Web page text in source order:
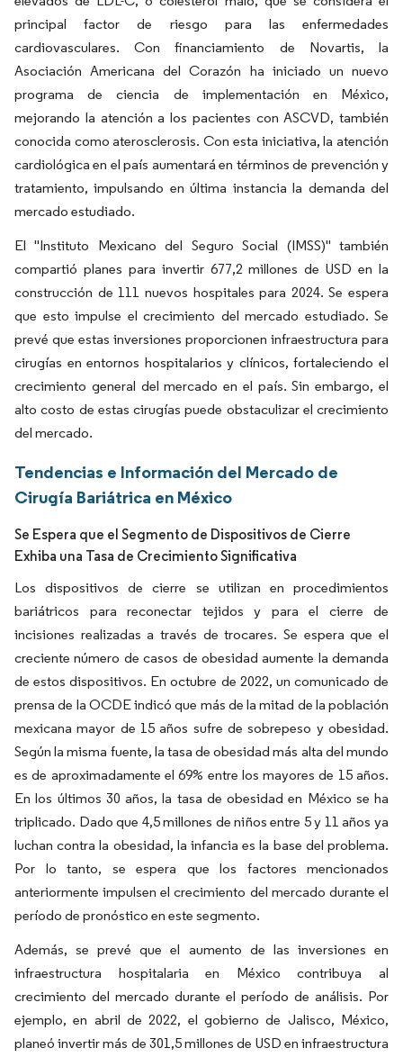
principal factor de riesgo para las enfermedades
cardiovasculares. Con financiamiento de Novartis, la
Asociación Americana del Corazón ha iniciado un nuevo
programa de ciencia de implementación en México,
mejorando la atención a los pacientes con ASCVD, también
conocida como aterosclerosis. Con esta iniciativa, la atención
cardiológica en el país aumentará en términos de prevención y
tratamiento, impulsando en última instancia la demanda del
mercado estudiado.
El "Instituto Mexicano del Seguro Social (IMSS)" también
compartió planes para invertir 677,2 millones de USD en la
construcción de 111 nuevos hospitales para 2024. Se espera
que esto impulse el crecimiento del mercado estudiado. Se
prevé que estas inversiones proporcionen infraestructura para
cirugías en entornos hospitalarios y clínicos, fortaleciendo el
crecimiento general del mercado en el país. Sin embargo, el
alto costo de estas cirugías puede obstaculizar el crecimiento
del mercado.
Tendencias e Información del Mercado de
Cirugía Bariátrica en México
Se Espera que el Segmento de Dispositivos de Cierre
Exhiba una Tasa de Crecimiento Significativa
Los dispositivos de cierre se utilizan en procedimientos
bariátricos para reconectar tejidos y para el cierre de
incisiones realizadas a través de trocares. Se espera que el
creciente número de casos de obesidad aumente la demanda
de estos dispositivos. En octubre de 2022, un comunicado de
prensa de la OCDE indicó que más de la mitad de la población
mexicana mayor de 15 años sufre de sobrepeso y obesidad.
Según la misma fuente, la tasa de obesidad más alta del mundo
es de aproximadamente el 69% entre los mayores de 15 años.
En los últimos 30 años, la tasa de obesidad en México se ha
triplicado. Dado que 4,5 millones de niños entre 5 y 11 años ya
luchan contra la obesidad, la infancia es la base del problema.
Por lo tanto, se espera que los factores mencionados
anteriormente impulsen el crecimiento del mercado durante el
período de pronóstico en este segmento.
Además, se prevé que el aumento de las inversiones en
infraestructura hospitalaria en México contribuya al
crecimiento del mercado durante el período de análisis. Por
ejemplo, en abril de 2022, el gobierno de Jalisco, México,
planeó invertir más de 301,5 millones de USD en infraestructura